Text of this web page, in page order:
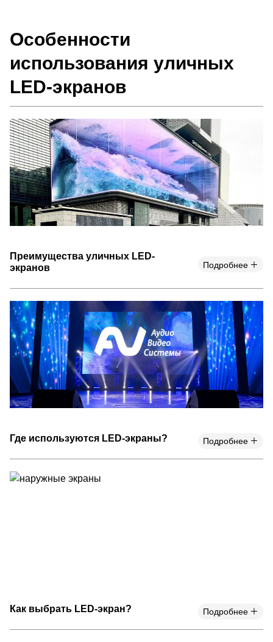
Особенности
использования уличных
LED-экранов
Преимущества уличных LED-
экранов
Подробнее
Где используются LED-экраны? Подробнее
Как выбрать LED-экран? Подробнее